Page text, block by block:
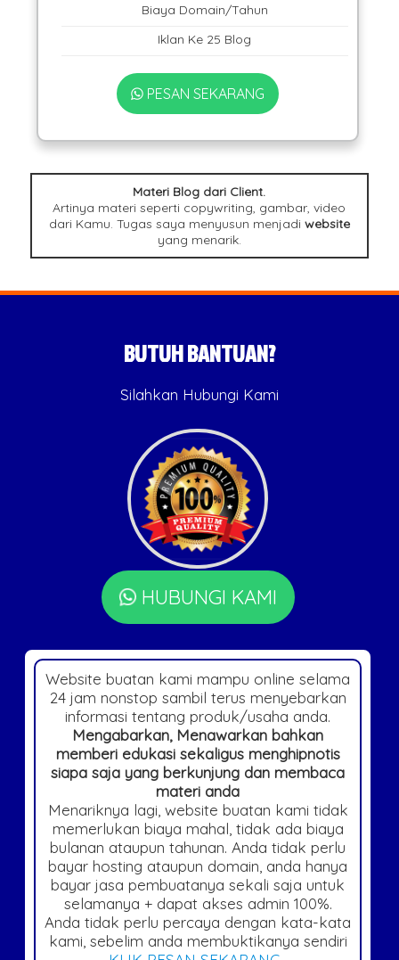
Biaya Domain/Tahun
Iklan Ke 25 Blog
PESAN SEKARANG
Materi Blog dari Client.
Artinya materi seperti copywriting, gambar, video
dari Kamu. Tugas saya menyusun menjadi website
yang menarik.
BUTUH BANTUAN?
Silahkan Hubungi Kami
HUBUNGI KAMI
Website buatan kami mampu online selama
24 jam nonstop sambil terus menyebarkan
informasi tentang produk/usaha anda.
Mengabarkan, Menawarkan bahkan
memberi edukasi sekaligus menghipnotis
siapa saja yang berkunjung dan membaca
materi anda
Menariknya lagi, website buatan kami tidak
memerlukan biaya mahal, tidak ada biaya
bulanan ataupun tahunan. Anda tidak perlu
bayar hosting ataupun domain, anda hanya
bayar jasa pembuatanya sekali saja untuk
selamanya + dapat akses admin 100%.
Anda tidak perlu percaya dengan kata-kata
kami, sebelim anda membuktikanya sendiri